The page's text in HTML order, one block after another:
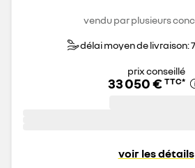
vendu par plusieurs
délai moyen de livraison:
prix conseillé
33 050 € TTC*
voir les détails